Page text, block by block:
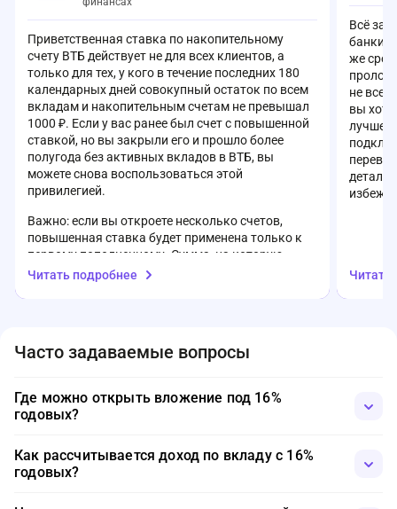
Приветственная ставка по накопительному
счету ВТБ действует не для всех клиентов, а
только для тех, у кого в течение последних 180
календарных дней совокупный остаток по всем
вкладам и накопительным счетам не превышал
1000 ₽. Если у вас ранее был счет с повышенной
ставкой, но вы закрыли его и прошло более
полугода без активных вкладов в ВТБ, вы
можете снова воспользоваться этой
привилегией.
Важно: если вы откроете несколько счетов,
повышенная ставка будет применена только к
первому пополненному. Сумма, на которую
начисляется приветственная ставка,
Также стоит учитывать, что проценты
открытия. Подробные условия актуальной
ставки можно уточнить на официальном сайте
(800) 100-24-24.
Читать подробнее
Всё
банки
же срок
не
вы
лучше
детали
Читать
Часто задаваемые вопросы
Где можно открыть вложение под 16%
годовых?
организации, но важно выбирать финансовые учреждения,
входящие в систему страхования вкладов. Это гарантирует
Как рассчитывается доход по вкладу с 16%
годовых?